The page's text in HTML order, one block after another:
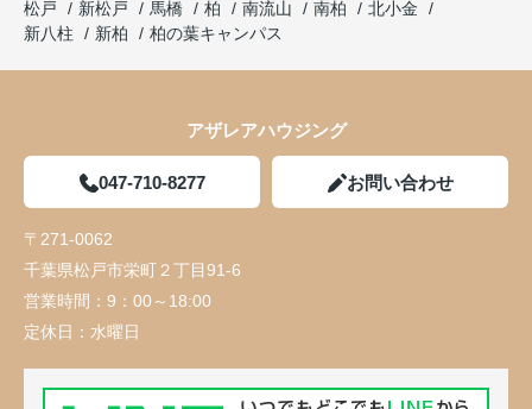
松戸
新松戸 馬橋 柏 南流山 南柏
北小金
新八柱
新柏 柏の葉キャンパス
アザレアハウジング
047-710-8277 お問い合わせ
〒271-0062
千葉県松戸市栄町２丁目91-6
営業時間： 9：00～18:00
定休日： 水曜日